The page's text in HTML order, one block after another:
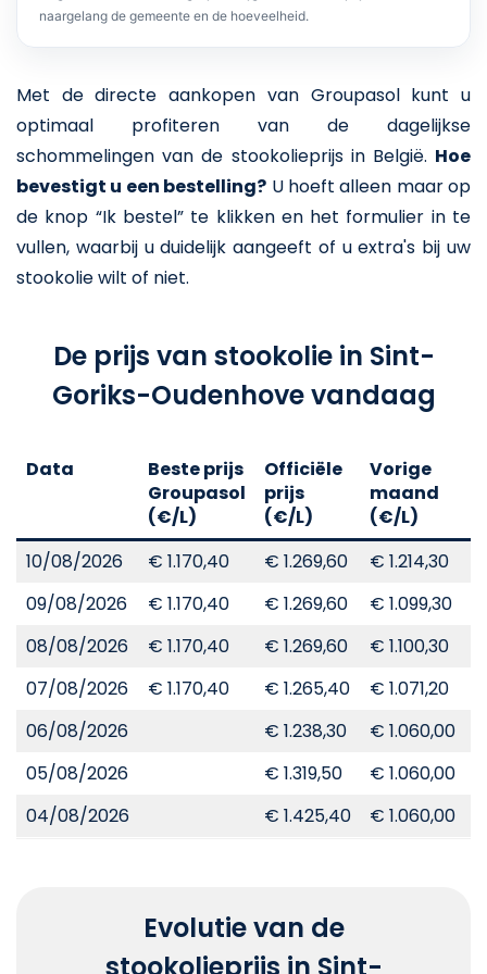
naargelang de gemeente en de hoeveelheid.
Met de directe aankopen van Groupasol kunt u
optimaal profiteren van de dagelijkse
schommelingen van de stookolieprijs in België. Hoe
bevestigt u een bestelling? U hoeft alleen maar op
de knop “Ik bestel” te klikken en het formulier in te
vullen, waarbij u duidelijk aangeeft of u extra's bij uw
stookolie wilt of niet.
De prijs van stookolie in Sint-
Goriks-Oudenhove vandaag
Data
Beste prijs
Groupasol
(€/L)
Officiële
prijs
(€/L)
Vorige
maand
(€/L)
10/08/2026
€ 1.170,40 € 1.269,60 € 1.214,30
09/08/2026
€ 1.170,40 € 1.269,60 € 1.099,30
08/08/2026
€ 1.170,40 € 1.269,60 € 1.100,30
07/08/2026
€ 1.170,40 € 1.265,40 € 1.071,20
06/08/2026
€ 1.238,30 € 1.060,00
05/08/2026
€ 1.319,50 € 1.060,00
04/08/2026
€ 1.425,40 € 1.060,00
Evolutie van de
stookolieprijs in Sint-